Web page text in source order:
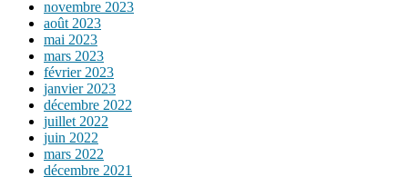
novembre 2023
août 2023
mai 2023
mars 2023
février 2023
janvier 2023
décembre 2022
juillet 2022
juin 2022
mars 2022
décembre 2021